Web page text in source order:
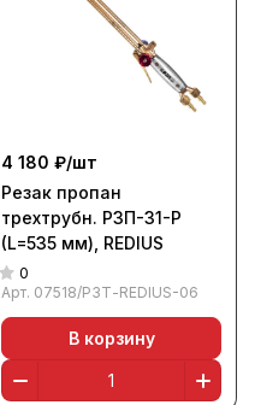
4 180 ₽/шт
Резак пропан
трехтрубн. Р3П-31-Р
(L=535 мм), REDIUS
0
Арт. 07518/Р3Т-REDIUS-06
В корзину